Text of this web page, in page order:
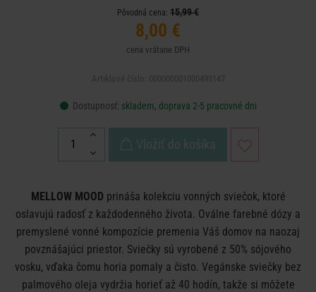
Pôvodná cena: 15,99 €
8,00 €
cena vrátane DPH
Dostupnosť: skladem, doprava 2-5 pracovné dni
Vložiť do košíka
MELLOW MOOD prináša kolekciu vonných sviečok, ktoré
oslavujú radosť z každodenného života. Oválne farebné dózy a
premyslené vonné kompozície premenia Váš domov na naozaj
povznášajúci priestor. Sviečky sú vyrobené z 50% sójového
vosku, vďaka čomu horia pomaly a čisto. Vegánske sviečky bez
palmového oleja vydržia horieť až 40 hodín, takže si môžete